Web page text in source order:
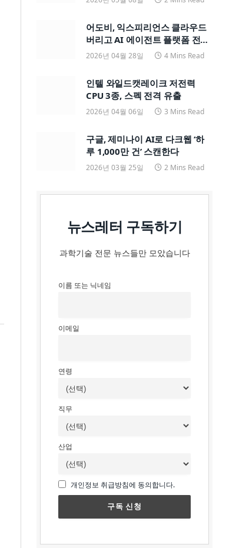
어도비, 익스피리언스 클라우드
버리고 AI 에이전트 플랫폼 전면
전환
2026년 04월 28일 4 Mins Read
인텔 와일드캣레이크 저전력
CPU 3종, 스펙 전격 유출
2026년 04월 06일 3 Mins Read
구글, 제미나이 AI로 다크웹 ‘하
루 1,000만 건’ 스캔한다
2026년 03월 25일 2 Mins Read
뉴스레터 구독하기
과학기술 전문 뉴스들만 모았습니다
이름 또는 닉네임
이메일
연령
직무
산업
개인정보 취급방침에 동의합니다.